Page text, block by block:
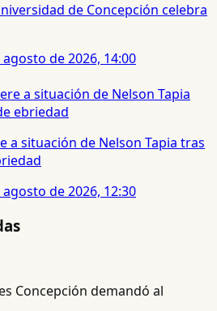
de Concepción celebra
agosto de 2026, 14:00
a situación de Nelson Tapia tras
agosto de 2026, 12:30